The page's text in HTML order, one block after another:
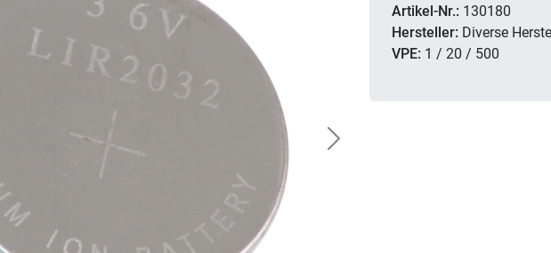
Next
Artikel-Nr.: 130180
Hersteller: Diverse
VPE: 1 / 20 / 500